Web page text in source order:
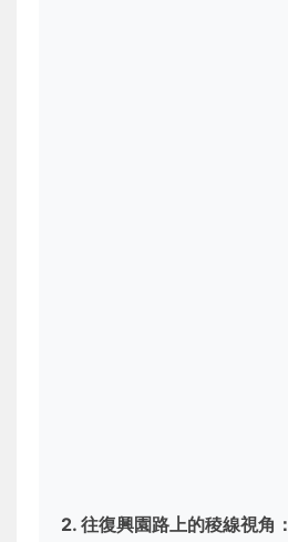
2. 往復興園路上的稜線視角：